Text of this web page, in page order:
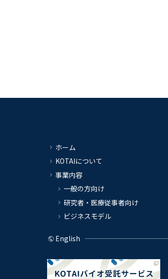
ホーム
KOTAIについて
事業内容
一般の方向け
研究者・医療従事者向け
ビジネスモデル
English